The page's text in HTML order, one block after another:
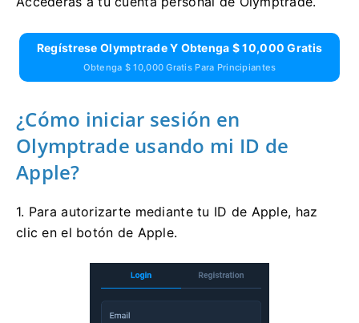
Regístrese Olymptrade Y Obtenga $ 10,000 Gratis
Obtenga $ 10,000 Gratis Para Principiantes
¿Cómo iniciar sesión en
Olymptrade usando mi ID de
Apple?
1. Para autorizarte mediante tu ID de Apple, haz
clic en el botón de Apple.